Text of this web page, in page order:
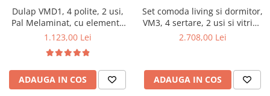
Dulap VMD1, 4 polite, 2 usi,
Pal Melaminat, cu elemente
din MDF, Nuc
1.123,00 Lei
ADAUGA IN COS
Set comoda living si dormitor,
VM3, 4 sertare, 2 usi si vitrina
suprapozabila VMN4, 2 usi, 2
2.708,00 Lei
ADAUGA IN COS